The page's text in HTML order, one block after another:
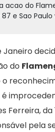
acao do
e Sao
Janeiro
do
o
Ferreira,
pela